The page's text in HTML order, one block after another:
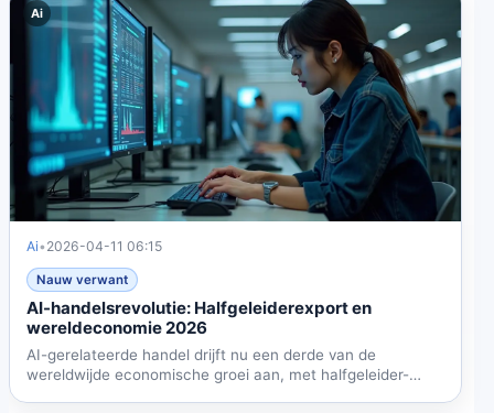
Ai
Ai• 2026-04-11 06:15
Nauw verwant
AI-handelsrevolutie: Halfgeleiderexport en
wereldeconomie 2026
AI-gerelateerde handel drijft nu een derde van de
wereldwijde economische groei aan, met halfgeleider-